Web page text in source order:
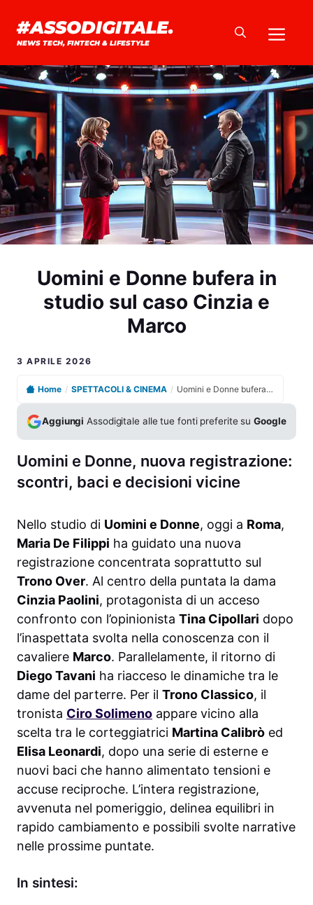
contenuto
#ASSODIGITALE.
NEWS TECH, FINTECH & LIFESTYLE
Uomini e Donne bufera in
studio sul caso Cinzia e
Marco
3 APRILE 2026
Home / SPETTACOLI & CINEMA / Uomini e Donne bufera in studio sul caso Cinzia e Marco
Aggiungi Assodigitale alle tue fonti preferite suGoogle
Uomini e Donne, nuova registrazione:
scontri, baci e decisioni vicine
Nello studio di Uomini e Donne, oggi a Roma,
Maria De Filippi ha guidato una nuova
registrazione concentrata soprattutto sul
Trono Over. Al centro della puntata la dama
Cinzia Paolini, protagonista di un acceso
confronto con l’opinionista Tina Cipollari dopo
l’inaspettata svolta nella conoscenza con il
cavaliere Marco. Parallelamente, il ritorno di
Diego Tavani ha riacceso le dinamiche tra le
dame del parterre. Per il Trono Classico, il
tronista Ciro Solimeno appare vicino alla
scelta tra le corteggiatrici Martina Calibrò ed
Elisa Leonardi, dopo una serie di esterne e
nuovi baci che hanno alimentato tensioni e
accuse reciproche. L’intera registrazione,
avvenuta nel pomeriggio, delinea equilibri in
rapido cambiamento e possibili svolte narrative
nelle prossime puntate.
In sintesi: